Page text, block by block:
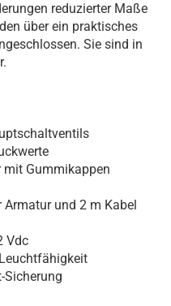
reduzierter Maße
über ein praktisches
Sie sind in
mit Gummikappen
und 2 m Kabel
Vdc
Sicherung